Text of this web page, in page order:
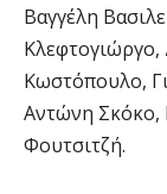
Βαγγέλη
Κωστόπουλο,
Αντώνη Σκόκο,
Φουτσιτζή.